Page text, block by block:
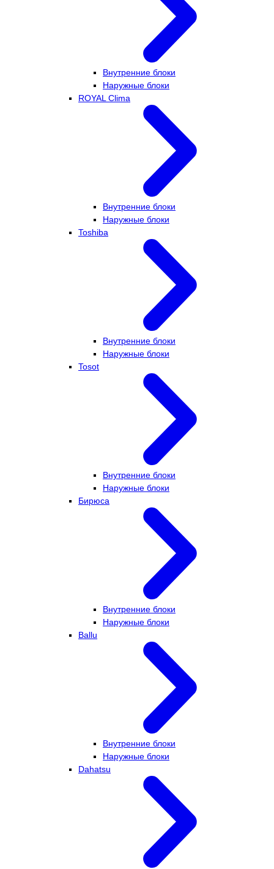
Внутренние блоки
Наружные блоки
ROYAL Clima
Внутренние блоки
Наружные блоки
Toshiba
Внутренние блоки
Наружные блоки
Tosot
Внутренние блоки
Наружные блоки
Бирюса
Внутренние блоки
Наружные блоки
Ballu
Внутренние блоки
Наружные блоки
Dahatsu